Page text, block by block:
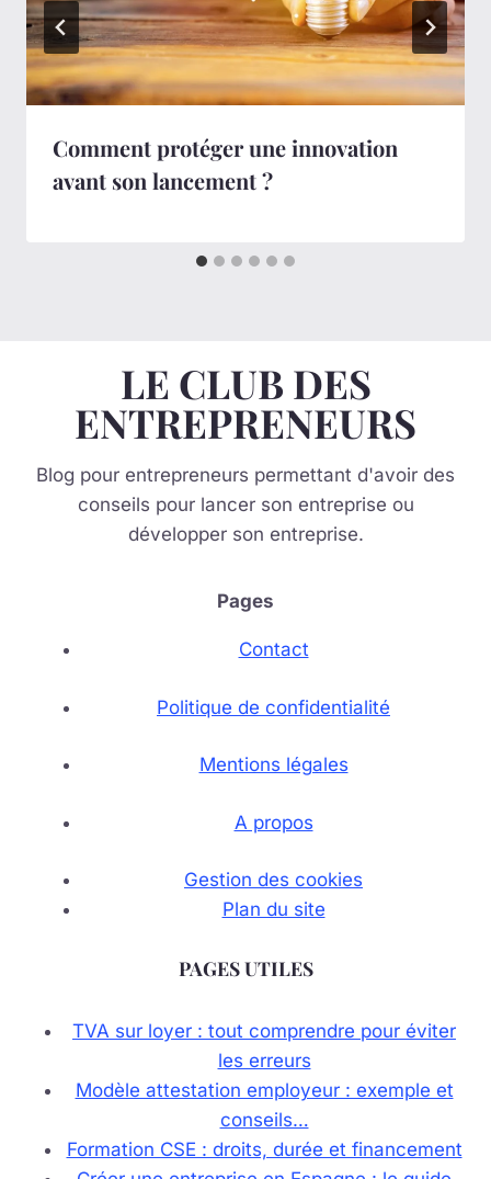
Comment protéger une innovation
avant son lancement ?
LE CLUB DES
ENTREPRENEURS
Blog pour entrepreneurs permettant d'avoir des
conseils pour lancer son entreprise ou
développer son entreprise.
Pages
Contact
Politique de confidentialité
Mentions légales
A propos
Gestion des cookies
Plan du site
PAGES UTILES
TVA sur loyer : tout comprendre pour éviter
les erreurs
Modèle attestation employeur : exemple et
conseils…
Formation CSE : droits, durée et financement